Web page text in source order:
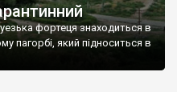
фортеця знаходиться в
пагорбі, який підноситься в